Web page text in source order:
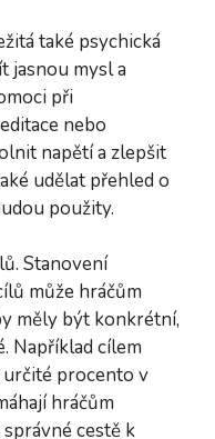
také psychická
jasnou mysl a
při
nebo
napětí a zlepšit
udělat přehled o
použity.
Stanovení
může hráčům
měly být konkrétní,
Například cílem
procento v
hráčům
cestě k